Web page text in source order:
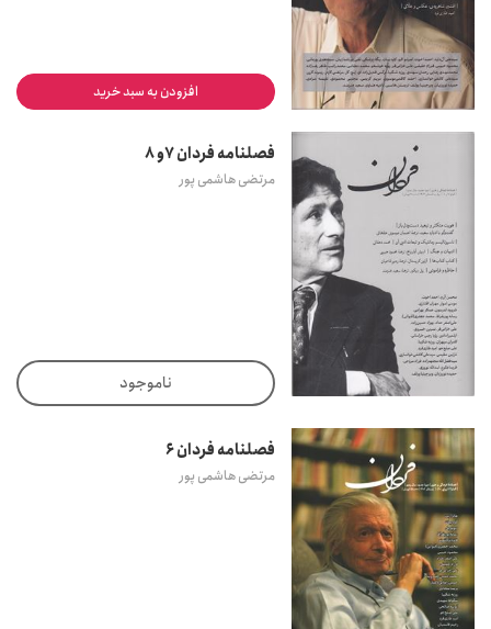
افزودن به سبد خرید
فصلنامه فردان 7و 8
مرتضی هاشمی پور
ناموجود
فصلنامه فردان 6
مرتضی هاشمی پور